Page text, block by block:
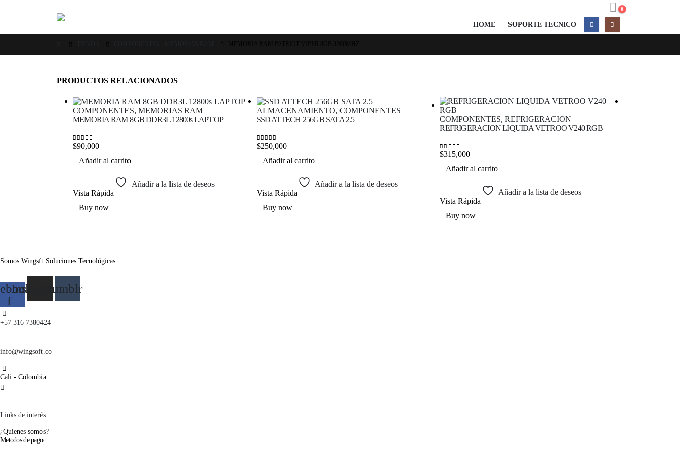
0
HOME SOPORTE TECNICO
PRODUCTOS RELACIONADOS
COMPONENTES, MEMORIAS RAM
MEMORIA RAM 8GB DDR3L 12800s LAPTOP
0out of 5
$90,000
Añadir al carrito
Añadir a la lista de deseos
Vista Rápida
Buy now
ALMACENAMIENTO, COMPONENTES
SSD ATTECH 256GB SATA 2.5
0out of 5
$250,000
Añadir al carrito
Añadir a la lista de deseos
Vista Rápida
Buy now
COMPONENTES,REFRIGERACION
REFRIGERACION LIQUIDA VETROO V240 RGB
0out of 5
$315,000
Añadir al carrito
Añadir a la lista de deseos
Vista Rápida
Buy now
Somos Wingsft Soluciones Tecnológicas
f
InstagramTumblr
+57 316 7380424
info@wingsoft.co
Cali - Colombia
Links de interés
¿Quienes somos?
Metodos de pago